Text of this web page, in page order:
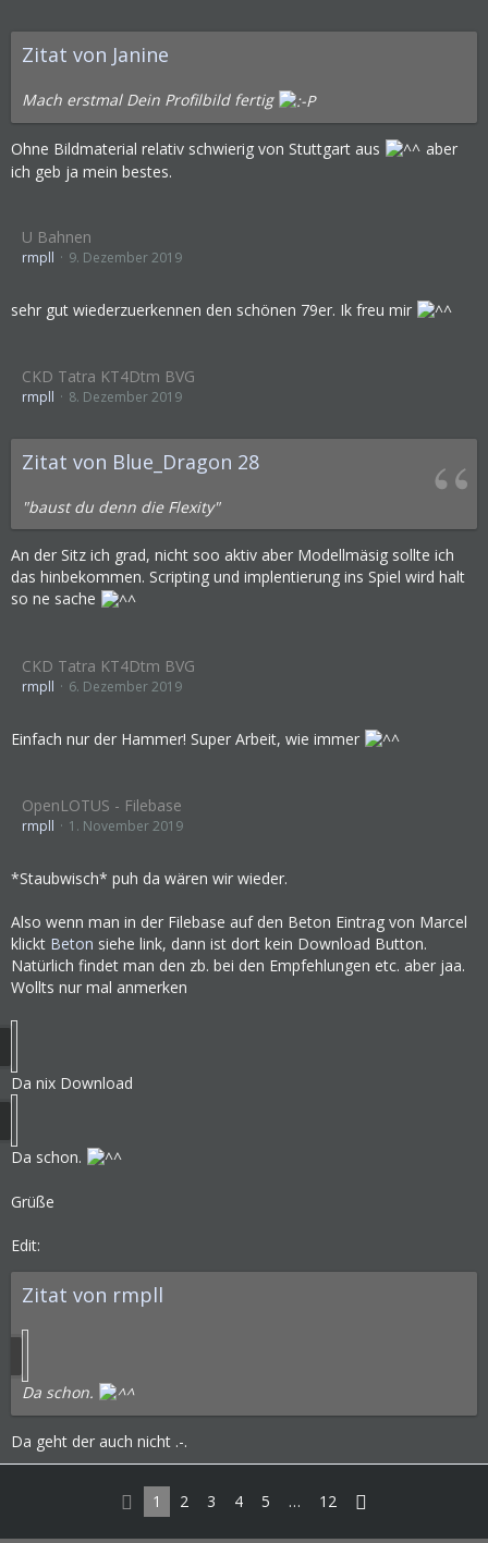
Zitat von Janine
Mach erstmal Dein Profilbild fertig
Ohne Bildmaterial relativ schwierig von Stuttgart aus
aber
ich geb ja mein bestes.
U Bahnen
rmpll 9. Dezember 2019
sehr gut wiederzuerkennen den schönen 79er. Ik freu mir
CKD Tatra KT4Dtm BVG
rmpll 8. Dezember 2019
Zitat von Blue_Dragon 28
"baust du denn die Flexity"
An der Sitz ich grad, nicht soo aktiv aber Modellmäsig sollte ich
das hinbekommen. Scripting und implentierung ins Spiel wird halt
so ne sache
CKD Tatra KT4Dtm BVG
rmpll 6. Dezember 2019
Einfach nur der Hammer! Super Arbeit, wie immer
OpenLOTUS - Filebase
rmpll 1. November 2019
*Staubwisch* puh da wären wir wieder.
Also wenn man in der Filebase auf den Beton Eintrag von Marcel
klickt Beton siehe link, dann ist dort kein Download Button.
Natürlich findet man den zb. bei den Empfehlungen etc. aber jaa.
Wollts nur mal anmerken
Da nix Download
Da schon.
Grüße
Edit:
Zitat von rmpll
Da schon.
Da geht der auch nicht .-.
1 2 3 4 5 … 12